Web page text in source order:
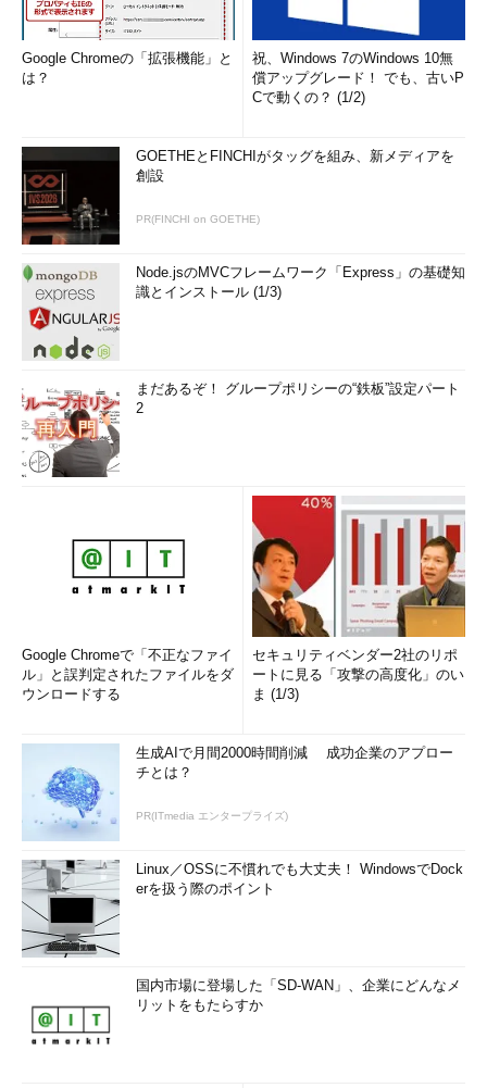
Google Chromeの「拡張機能」と
は？
祝、Windows 7のWindows 10無
償アップグレード！ でも、古いP
Cで動くの？ (1/2)
GOETHEとFINCHIがタッグを組み、新メディアを
創設
PR(FINCHI on GOETHE)
Node.jsのMVCフレームワーク「Express」の基礎知
識とインストール (1/3)
まだあるぞ！ グループポリシーの“鉄板”設定パート
2
Google Chromeで「不正なファイ
ル」と誤判定されたファイルをダ
ウンロードする
セキュリティベンダー2社のリポ
ートに見る「攻撃の高度化」のい
ま (1/3)
生成AIで月間2000時間削減 成功企業のアプロー
チとは？
PR(ITmedia エンタープライズ)
Linux／OSSに不慣れでも大丈夫！ WindowsでDock
erを扱う際のポイント
国内市場に登場した「SD-WAN」、企業にどんなメ
リットをもたらすか